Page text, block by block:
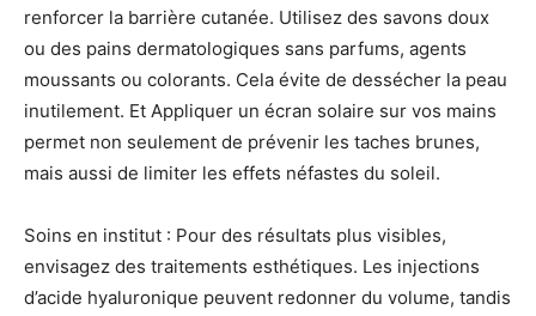
renforcer la barrière cutanée. Utilisez des savons doux
ou des pains dermatologiques sans parfums, agents
moussants ou colorants. Cela évite de dessécher la peau
inutilement. Et Appliquer un écran solaire sur vos mains
permet non seulement de prévenir les taches brunes,
mais aussi de limiter les effets néfastes du soleil.
Soins en institut : Pour des résultats plus visibles,
envisagez des traitements esthétiques. Les injections
d’acide hyaluronique peuvent redonner du volume, tandis